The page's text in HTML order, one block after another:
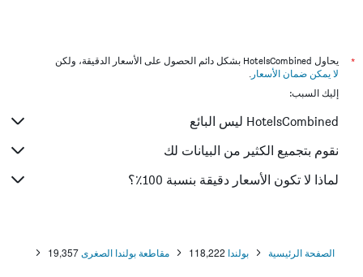
*
يحاول HotelsCombined بشكل دائم الحصول على الأسعار الدقيقة، ولكن
لا يمكن ضمان الأسعار .
إليك السبب:
HotelsCombined ليس البائع
نقوم بتجميع الكثير من البيانات لك
لماذا لا تكون الأسعار دقيقة بنسبة 100٪؟
الصفحة الرئيسية بولندا 118,222 مقاطعة بولندا الصغرى19,357